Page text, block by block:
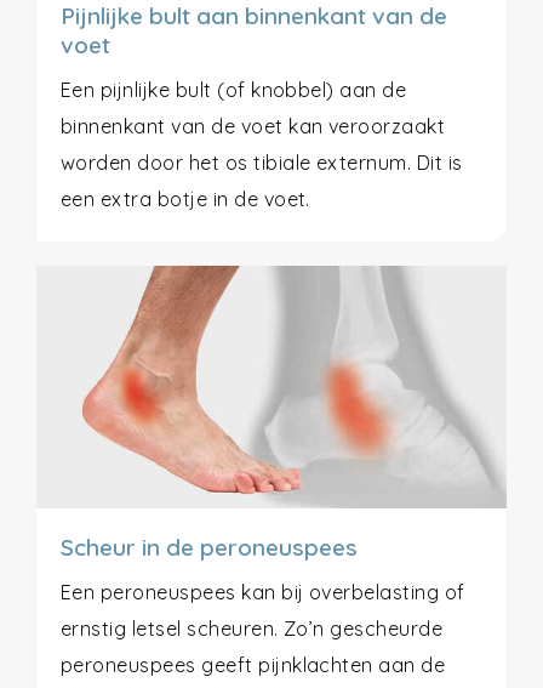
Pijnlijke bult aan binnenkant van de
voet
Een pijnlijke bult (of knobbel) aan de
binnenkant van de voet kan veroorzaakt
worden door het os tibiale externum. Dit is
een extra botje in de voet.
Scheur in de peroneuspees
Een peroneuspees kan bij overbelasting of
ernstig letsel scheuren. Zo’n gescheurde
peroneuspees geeft pijnklachten aan de